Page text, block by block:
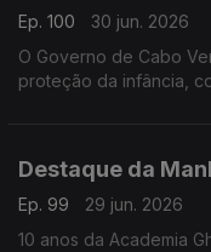
Ep. 100
30 jun. 2026
O Governo de Cabo
proteção da infância,
Destaque da
Ep. 99
29 jun. 2026
10 anos da Academia